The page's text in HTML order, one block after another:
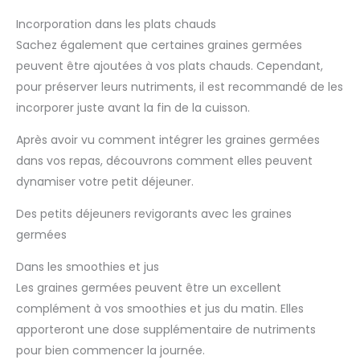
croissance des plantes. La mini-serre s'adapte aux balcons,
terrasses et rebords de fenêtre, ce qui en fait un ensemble
idéal pour les jardiniers et les amateurs. Elle vous permet de
environnement.
Incorporation dans les plats chauds
Sachez également que certaines graines germées
peuvent être ajoutées à vos plats chauds. Cependant,
pour préserver leurs nutriments, il est recommandé de les
incorporer juste avant la fin de la cuisson.
Après avoir vu comment intégrer les graines germées
dans vos repas, découvrons comment elles peuvent
dynamiser votre petit déjeuner.
Des petits déjeuners revigorants avec les graines
germées
Dans les smoothies et jus
Les graines germées peuvent être un excellent
complément à vos smoothies et jus du matin. Elles
apporteront une dose supplémentaire de nutriments
pour bien commencer la journée.